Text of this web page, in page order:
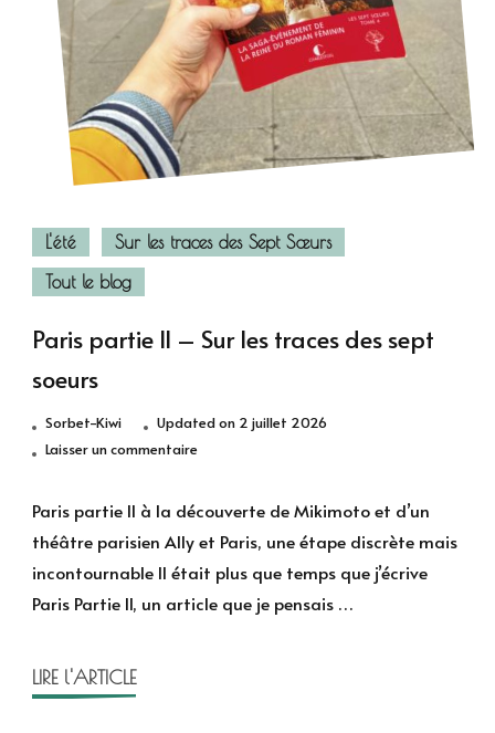
L'été
Sur les traces des Sept Sœurs
Tout le blog
Paris partie II – Sur les traces des sept
soeurs
Sorbet-Kiwi Updated on 2 juillet 2026
Laisser un commentairesur
–
Sur
les
Paris partie II à la découverte de Mikimoto et d’un
théâtre parisien Ally et Paris, une étape discrète mais
incontournable Il était plus que temps que j’écrive
Paris Partie II, un article que je pensais …
LIRE l'ARTICLE